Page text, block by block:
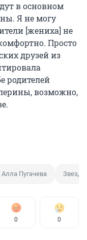
в основном
Я не могу
[жениха] не
Просто
друзей из
родителей
возможно,
Алла Пугачева Звезда
0 0